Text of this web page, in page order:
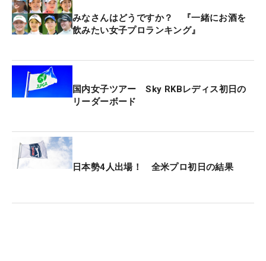
円。優勝者には900万円が与えられる。
みなさんはどうですか？ 『一緒にお酒を
飲みたい女子プロランキング』
国内女子ツアー Sky RKBレディス初日の
リーダーボード
日本勢4人出場！ 全米プロ初日の結果